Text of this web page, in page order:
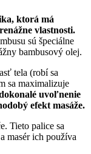
ktorá má
vlastnosti.
sú špeciálne
bambusový olej.
tela (robí sa
sa maximalizuje
uvoľnenie
efekt masáže.
Tieto palice sa
masér ich používa